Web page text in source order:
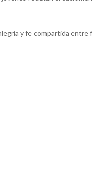
y fe compartida